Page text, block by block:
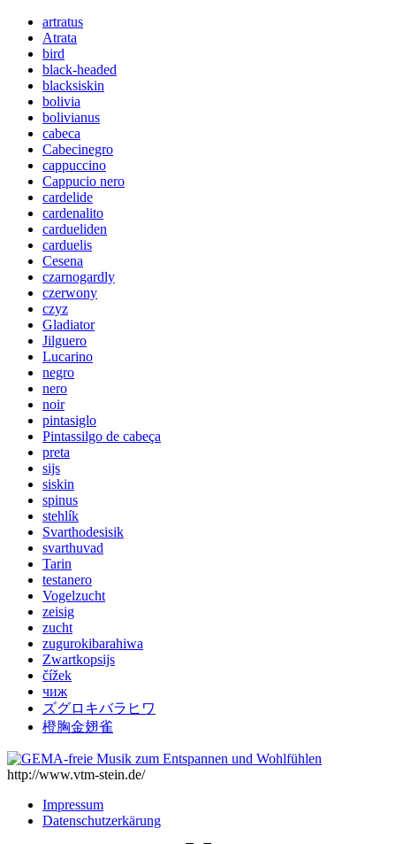
artratus
Atrata
bird
black-headed
blacksiskin
bolivia
bolivianus
cabeca
Cabecinegro
cappuccino
Cappucio nero
cardelide
cardenalito
cardueliden
carduelis
Cesena
czarnogardly
czerwony
czyz
Gladiator
Jilguero
Lucarino
negro
nero
noir
pintasiglo
Pintassilgo de cabeça
preta
sijs
siskin
spinus
stehlík
Svarthodesisik
svarthuvad
Tarin
testanero
Vogelzucht
zeisig
zucht
zugurokibarahiwa
Zwartkopsijs
čížek
чиж
ズグロキバラヒワ
橙胸金翅雀
http://www.vtm-stein.de/
Impressum
Datenschutzerkärung